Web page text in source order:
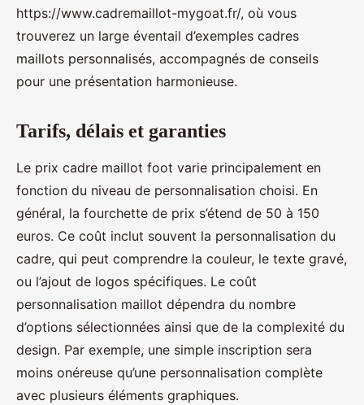
https://www.cadremaillot-mygoat.fr/, où vous
trouverez un large éventail d’exemples cadres
maillots personnalisés, accompagnés de conseils
pour une présentation harmonieuse.
Tarifs, délais et garanties
Le prix cadre maillot foot varie principalement en
fonction du niveau de personnalisation choisi. En
général, la fourchette de prix s’étend de 50 à 150
euros. Ce coût inclut souvent la personnalisation du
cadre, qui peut comprendre la couleur, le texte gravé,
ou l’ajout de logos spécifiques. Le coût
personnalisation maillot dépendra du nombre
d’options sélectionnées ainsi que de la complexité du
design. Par exemple, une simple inscription sera
moins onéreuse qu’une personnalisation complète
avec plusieurs éléments graphiques.